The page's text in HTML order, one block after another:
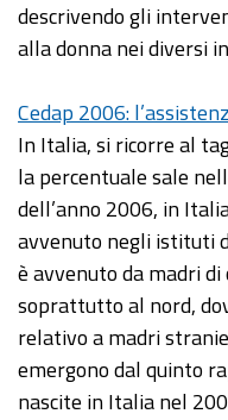
descrivendo gli
alla donna nei diversi
Cedap 2006:
In Italia, si ricorre al
la percentuale sale
dell’anno 2006, in
avvenuto negli istituti
è avvenuto da madri
soprattutto al nord,
relativo a madri
emergono dal quinto
nascite in Italia nel